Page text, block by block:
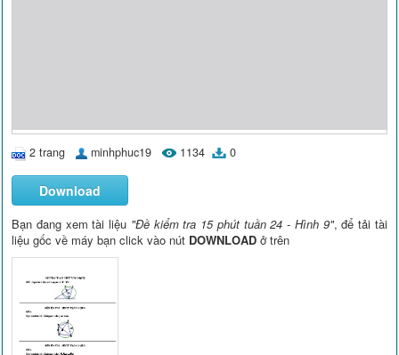
2 trang minhphuc19 1134 0
Download
Bạn đang xem tài liệu "Đề kiểm tra 15 phút tuần 24 - Hình 9", để tải tài
liệu gốc về máy bạn click vào nút DOWNLOAD ở trên